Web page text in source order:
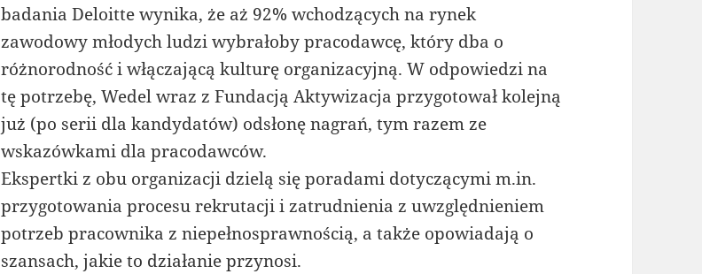
badania Deloitte wynika, że aż 92% wchodzących na rynek
zawodowy młodych ludzi wybrałoby pracodawcę, który dba o
różnorodność i włączającą kulturę organizacyjną. W odpowiedzi na
tę potrzebę, Wedel wraz z Fundacją Aktywizacja przygotował kolejną
już (po serii dla kandydatów) odsłonę nagrań, tym razem ze
wskazówkami dla pracodawców.
Ekspertki z obu organizacji dzielą się poradami dotyczącymi m.in.
przygotowania procesu rekrutacji i zatrudnienia z uwzględnieniem
potrzeb pracownika z niepełnosprawnością, a także opowiadają o
szansach, jakie to działanie przynosi.